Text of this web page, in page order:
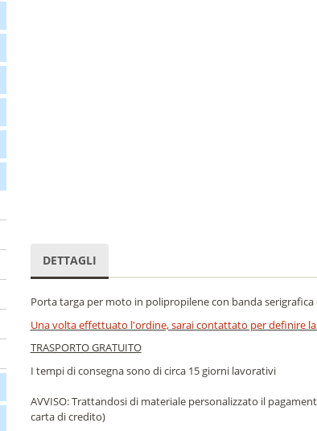
DETTAGLI
Porta targa per moto in polipropilene con banda
Una volta effettuato l'ordine, sarai contattato per definire
TRASPORTO GRATUITO
I tempi di consegna sono di circa 15 giorni lavorativi
AVVISO: Trattandosi di materiale personalizzato il
carta di credito)